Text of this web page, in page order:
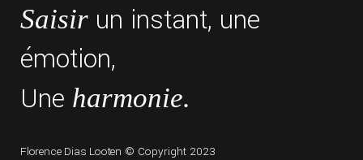
Saisir un instant, une
émotion,
Une harmonie.
Florence Dias Looten © Copyright 2023